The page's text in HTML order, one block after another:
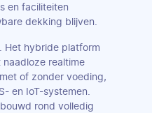
en faciliteiten
dekking blijven.
Het hybride platform
naadloze realtime
of zonder voeding,
en IoT-systemen.
rond volledig